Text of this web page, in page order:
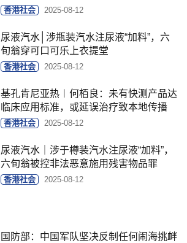
香港社会 2025-08-12
尿液汽水│涉瓶装汽水注尿液“加料”，六
旬翁穿可口可乐上衣提堂
香港社会 2025-08-12
基孔肯尼亚热︱何栢良：未有快测产品达
临床应用标准，或延误治疗致本地传播
香港社会 2025-08-12
尿液汽水｜涉于樽装汽水注尿液“加料”，
六旬翁被控非法恶意施用残害物品罪
香港社会 2025-08-12
国防部：中国军队坚决反制任何闹海挑衅